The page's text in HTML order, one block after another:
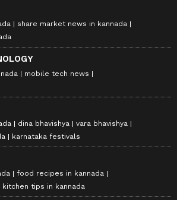
share market news in kannada
mobile tech news
dina bhavishya
vara bhavishya
karnataka festivals
food recipes in kannada
kitchen tips in kannada